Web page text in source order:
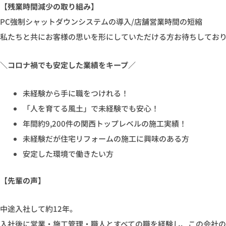
【残業時間減少の取り組み】
PC強制シャットダウンシステムの導入/店舗営業時間の短縮
私たちと共にお客様の思いを形にしていただける方お待ちしており
＼コロナ禍でも安定した業績をキープ／
未経験から手に職をつけれる！
「人を育てる風土」で未経験でも安心！
年間約9,200件の関西トップレベルの施工実績！
未経験だが住宅リフォームの施工に興味のある方
安定した環境で働きたい方
【先輩の声】
中途入社して約12年。
入社後に営業・施工管理・職人とすべての職を経験し、この会社